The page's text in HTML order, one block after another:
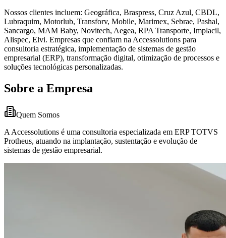
Nossos clientes incluem: Geográfica, Braspress, Cruz Azul, CBDL,
Lubraquim, Motorlub, Transforv, Mobile, Marimex, Sebrae, Pashal,
Sancargo, MAM Baby, Novitech, Aegea, RPA Transporte, Implacil,
Alispec, Elvi. Empresas que confiam na Accessolutions para
consultoria estratégica, implementação de sistemas de gestão
empresarial (ERP), transformação digital, otimização de processos e
soluções tecnológicas personalizadas.
Sobre a Empresa
Quem Somos
A Accessolutions é uma consultoria especializada em ERP TOTVS
Protheus, atuando na implantação, sustentação e evolução de
sistemas de gestão empresarial.